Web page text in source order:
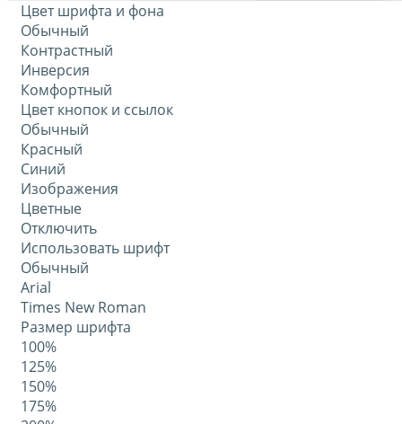
Цвет шрифта и фона
Обычный
Контрастный
Инверсия
Комфортный
Цвет кнопок и ссылок
Обычный
Красный
Синий
Изображения
Цветные
Отключить
Использовать шрифт
Обычный
Arial
Times New Roman
Размер шрифта
100%
125%
150%
175%